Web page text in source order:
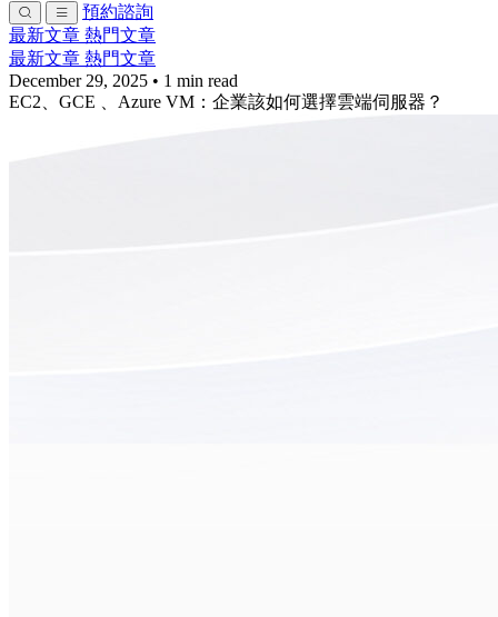
預約諮詢
最新文章 熱門文章
最新文章 熱門文章
December 29, 2025 • 1 min read
EC2、GCE 、Azure VM：企業該如何選擇雲端伺服器？